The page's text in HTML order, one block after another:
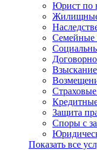
Юрист по
Семейные
Защита
Споры с
Показать все